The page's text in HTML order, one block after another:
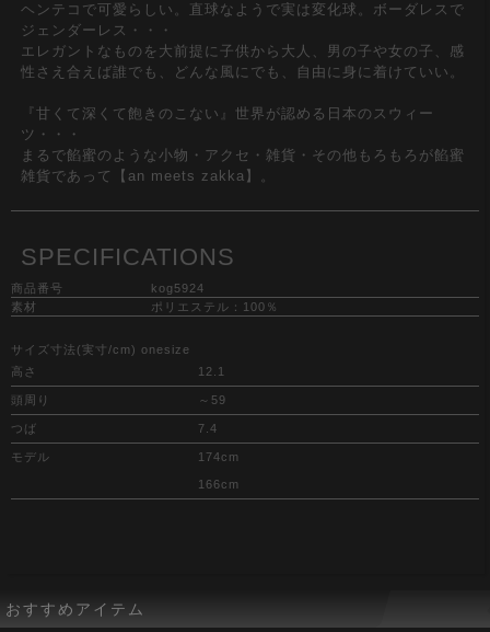
ヘンテコで可愛らしい。直球なようで実は変化球。ボーダレスで
ジェンダーレス・・・
エレガントなものを大前提に子供から大人、男の子や女の子、感
性さえ合えば誰でも、どんな風にでも、自由に身に着けていい。
『甘くて深くて飽きのこない』世界が認める日本のスウィー
ツ・・・
まるで餡蜜のような小物・アクセ・雑貨・その他もろもろが餡蜜
雑貨であって【an meets zakka】。
SPECIFICATIONS
商品番号
kog5924
素材
ポリエステル：100％
サイズ寸法(実寸/cm) onesize
高さ
12.1
頭周り ～59
つば 7.4
モデル 174cm
166cm
おすすめアイテム